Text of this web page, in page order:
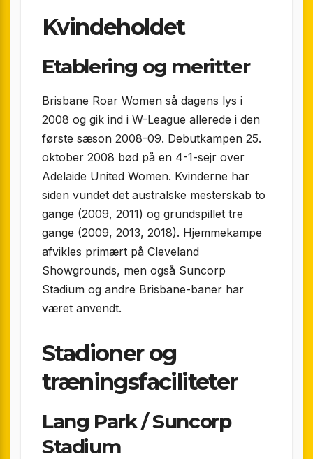
Kvindeholdet
Etablering og meritter
Brisbane Roar Women så dagens lys i
2008 og gik ind i W-League allerede i den
første sæson 2008-09. Debutkampen 25.
oktober 2008 bød på en 4-1-sejr over
Adelaide United Women. Kvinderne har
siden vundet det australske mesterskab to
gange (2009, 2011) og grundspillet tre
gange (2009, 2013, 2018). Hjemmekampe
afvikles primært på Cleveland
Showgrounds, men også Suncorp
Stadium og andre Brisbane-baner har
været anvendt.
Stadioner og
træningsfaciliteter
Lang Park / Suncorp
Stadium